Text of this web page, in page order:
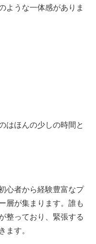
ような一体感がありま
はほんの少しの時間と
心者から経験豊富なプ
層が集まります。誰も
整っており、緊張する
す。